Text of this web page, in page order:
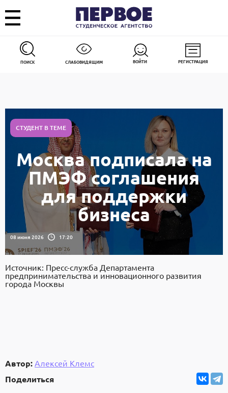
ПОИСК СЛАБОВИДЯЩИМ ВОЙТИ РЕГИСТРАЦИЯ
СТУДЕНТ В ТЕМЕ
Москва подписала на
ПМЭФ соглашения
для поддержки
бизнеса
08 июня 2026 17:20
Источник: Пресс-служба Департамента
предпринимательства и инновационного развития
города Москвы
Автор: Алексей Клемс
Поделиться